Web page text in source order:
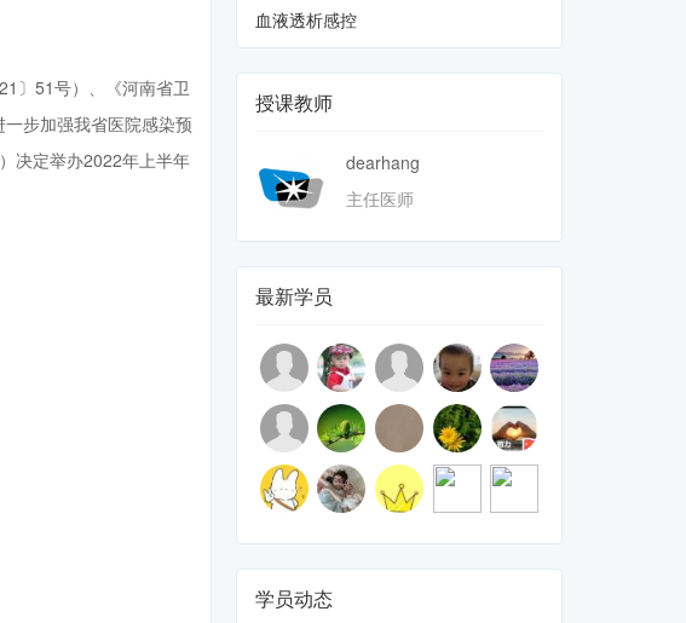
〕51号）、《河南省卫
步加强我省医院感染预
决定举办2022年上半年
血液透析感控
授课教师
dearhang
主任医师
最新学员
学员动态